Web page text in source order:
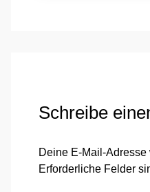
Schreibe
Deine E-Mail-
Erforderliche Felder